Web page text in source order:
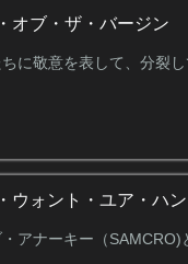
オブ・ザ・バージン
に敬意を表して、分裂
ウォント・ユア・ハ
アナーキー（